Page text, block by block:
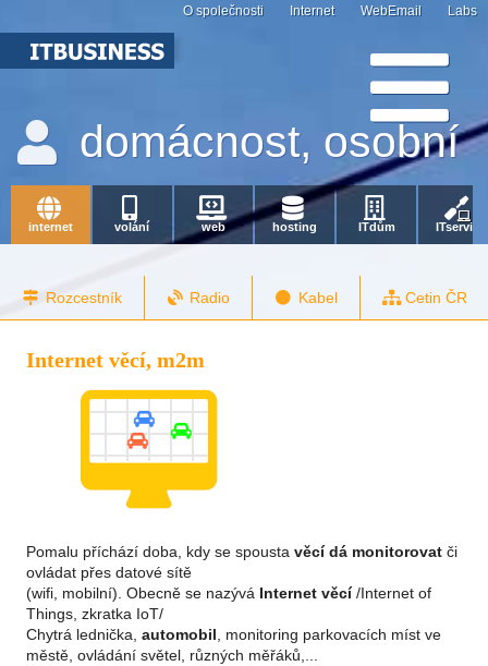
O společnosti Internet WebEmail Labs
domácnost, osobní
internet volání web hosting ITdům ITservis
Rozcestník Radio Kabel Cetin ČR
Internet věcí, m2m
Pomalu příchází doba, kdy se spousta věcí dá monitorovat či
ovládat přes datové sítě
(wifi, mobilní). Obecně se nazývá Internet věcí/Internet of
Things, zkratka IoT/
Chytrá lednička, automobil, monitoring parkovacích míst ve
městě, ovládání světel, různých měřáků,...